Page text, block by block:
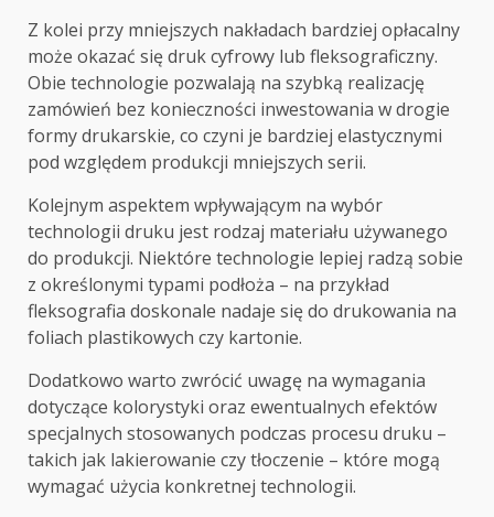
Z kolei przy mniejszych nakładach bardziej opłacalny
może okazać się druk cyfrowy lub fleksograficzny.
Obie technologie pozwalają na szybką realizację
zamówień bez konieczności inwestowania w drogie
formy drukarskie, co czyni je bardziej elastycznymi
pod względem produkcji mniejszych serii.
Kolejnym aspektem wpływającym na wybór
technologii druku jest rodzaj materiału używanego
do produkcji. Niektóre technologie lepiej radzą sobie
z określonymi typami podłoża – na przykład
fleksografia doskonale nadaje się do drukowania na
foliach plastikowych czy kartonie.
Dodatkowo warto zwrócić uwagę na wymagania
dotyczące kolorystyki oraz ewentualnych efektów
specjalnych stosowanych podczas procesu druku –
takich jak lakierowanie czy tłoczenie – które mogą
wymagać użycia konkretnej technologii.